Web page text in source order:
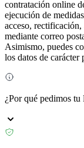
contratación online
ejecución de
acceso,
mediante correo
Asimismo, puedes
los datos de carácter
¿Por qué pedimos